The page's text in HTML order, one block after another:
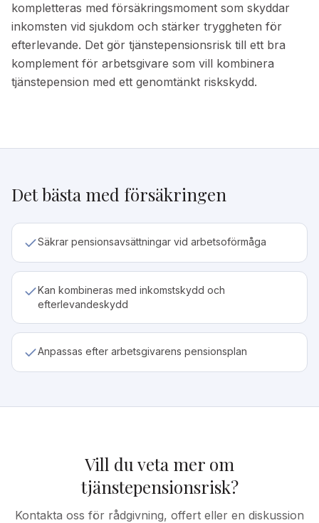
kompletteras med försäkringsmoment som skyddar
inkomsten vid sjukdom och stärker tryggheten för
efterlevande. Det gör tjänstepensionsrisk till ett bra
komplement för arbetsgivare som vill kombinera
tjänstepension med ett genomtänkt riskskydd.
Det bästa med försäkringen
Säkrar pensionsavsättningar vid arbetsoförmåga
Kan kombineras med inkomstskydd och
efterlevandeskydd
Anpassas efter arbetsgivarens pensionsplan
Vill du veta mer om
tjänstepensionsrisk?
Kontakta oss för rådgivning, offert eller en diskussion